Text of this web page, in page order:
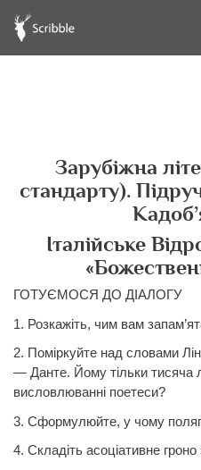
Зарубіжна
стандарту).
Італійське
ГОТУЄМОСЯ ДО ДІАЛОГУ
1. Розкажіть, чим вам
2. Поміркуйте над словами
— Данте. Йому тільки тисяча
висловлюванні поетеси?
3. Сформулюйте, у чому
4. Складіть асоціативне